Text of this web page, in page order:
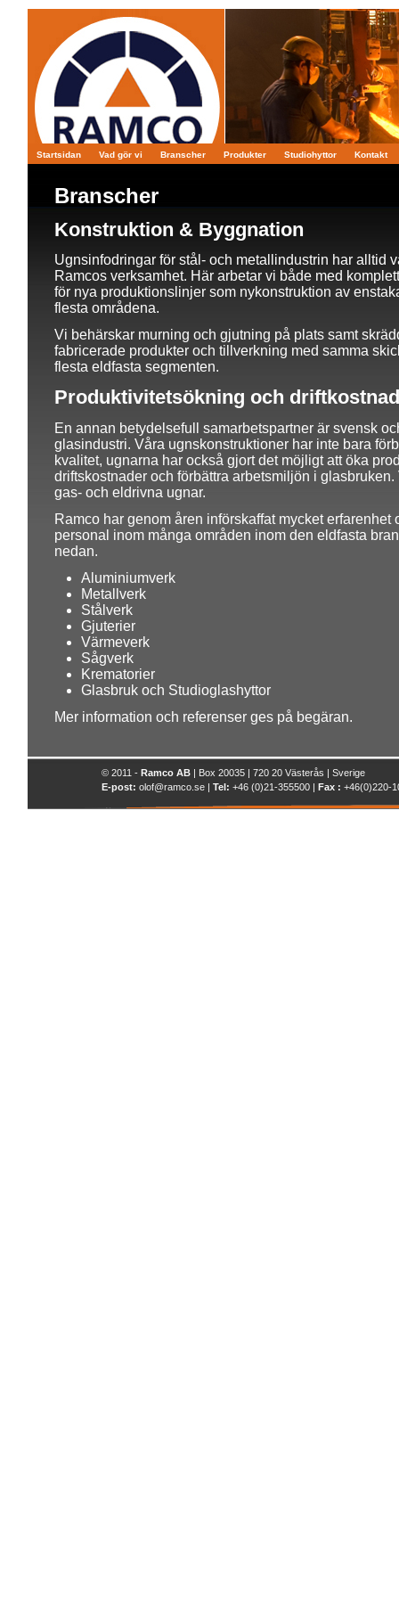
Startsidan Vad gör vi Branscher Produkter Studiohyttor Kontakt
Branscher
Konstruktion & Byggnation
Ugnsinfodringar för stål- och metallindustrin har alltid
Ramcos verksamhet. Här arbetar vi både med
för nya produktionslinjer som nykonstruktion av
flesta områdena.
Vi behärskar murning och gjutning på plats samt
fabricerade produkter och tillverkning med samma
flesta eldfasta segmenten.
Produktivitetsökning och
En annan betydelsefull samarbetspartner är svensk
glasindustri. Våra ugnskonstruktioner har inte bara
kvalitet, ugnarna har också gjort det möjligt att öka
driftskostnader och förbättra arbetsmiljön i
gas- och eldrivna ugnar.
Ramco har genom åren införskaffat mycket erfarenhet
personal inom många områden inom den eldfasta
nedan.
Aluminiumverk
Metallverk
Stålverk
Gjuterier
Värmeverk
Sågverk
Krematorier
Glasbruk och Studioglashyttor
Mer information och referenser ges på begäran.
© 2011 - Ramco AB | Box 20035 | 720 20 Västerås | Sverige
E-post: olof@ramco.se | Tel: +46 (0)21-355500 | Fax : +46(0)220-